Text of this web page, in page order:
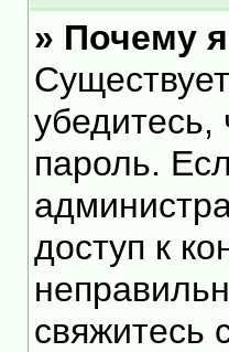
» Почему
убедитесь,
пароль.
доступ к
свяжитесь